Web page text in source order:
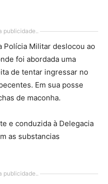
publicidade..
Polícia Militar deslocou ao
foi abordada uma
de tentar ingressar no
Em sua posse
de maconha.
e conduzida à Delegacia
as substancias
publicidade..